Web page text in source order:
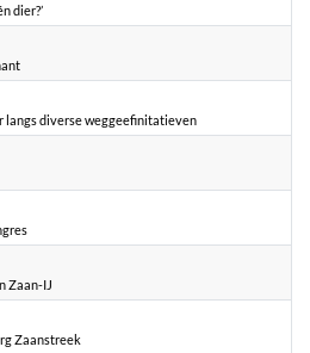
dier?’
langs diverse weggeefinitatieven
Zaan-IJ
Zaanstreek